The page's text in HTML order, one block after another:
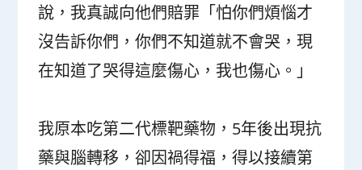
說，我真誠向他們賠罪「怕你們煩惱才
沒告訴你們，你們不知道就不會哭，現
在知道了哭得這麼傷心，我也傷心。」
我原本吃第二代標靶藥物，5年後出現抗
藥與腦轉移，卻因禍得福，得以接續第